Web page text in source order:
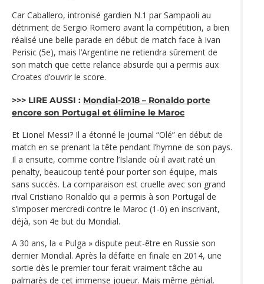
Car Caballero, intronisé gardien N.1 par Sampaoli au
détriment de Sergio Romero avant la compétition, a bien
réalisé une belle parade en début de match face à Ivan
Perisic (5e), mais l’Argentine ne retiendra sûrement de
son match que cette relance absurde qui a permis aux
Croates d’ouvrir le score.
>>> LIRE AUSSI : Mondial-2018 – Ronaldo porte
encore son Portugal et élimine le Maroc
Et Lionel Messi? Il a étonné le journal “Olé” en début de
match en se prenant la tête pendant l’hymne de son pays.
Il a ensuite, comme contre l’Islande où il avait raté un
penalty, beaucoup tenté pour porter son équipe, mais
sans succès. La comparaison est cruelle avec son grand
rival Cristiano Ronaldo qui a permis à son Portugal de
s’imposer mercredi contre le Maroc (1-0) en inscrivant,
déjà, son 4e but du Mondial.
A 30 ans, la « Pulga » dispute peut-être en Russie son
dernier Mondial. Après la défaite en finale en 2014, une
sortie dès le premier tour ferait vraiment tâche au
palmarès de cet immense joueur. Mais même génial,